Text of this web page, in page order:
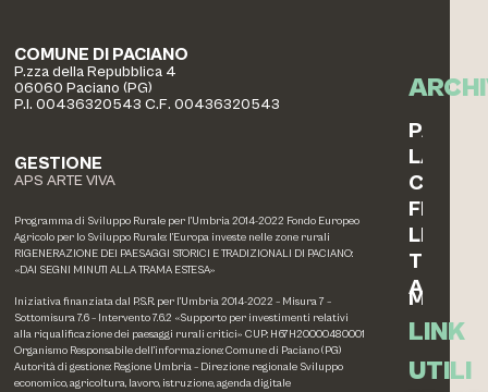
COMUNE DI PACIANO
P.zza della Repubblica 4
06060 Paciano (PG)
P.I. 00436320543 C.F. 00436320543
GESTIONE
APS ARTE VIVA
Programma di Sviluppo Rurale per l’Umbria 2014-2022 Fondo Europeo
Agricolo per lo Sviluppo Rurale: l’Europa investe nelle zone rurali
RIGENERAZIONE DEI PAESAGGI STORICI E TRADIZIONALI DI PACIANO:
«DAI SEGNI MINUTI ALLA TRAMA ESTESA»
Iniziativa finanziata dal P.S.R. per l’Umbria 2014-2022 – Misura 7 –
Sottomisura 7.6 – Intervento 7.6.2 «Supporto per investimenti relativi
alla riqualificazione dei paesaggi rurali critici» CUP: H67H20000480001
Organismo Responsabile dell’informazione: Comune di Paciano (PG)
Autorità di gestione: Regione Umbria – Direzione regionale Sviluppo
economico, agricoltura, lavoro, istruzione, agenda digitale
COTTO
FERRO
LEGNO
ALTRE
LINK
UTILI